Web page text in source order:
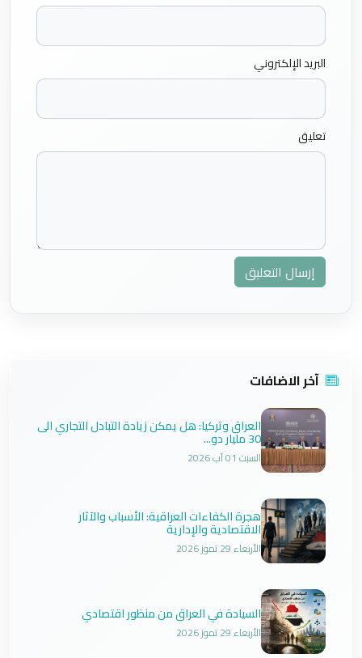
البريد الإلكتروني
تعليق
إرسال التعليق
آخر الاضافات
العراق وتركيا: هل يمكن زيادة التبادل التجاري الى
30 مليار دو...
السبت 01 آب 2026
هجرة الكفاءات العراقية: الأسباب والآثار
الاقتصادية والإدارية
الأربعاء 29 تموز 2026
السيادة في العراق من منظور اقتصادي
الأربعاء 29 تموز 2026